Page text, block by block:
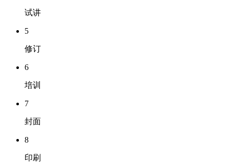
试讲
5
修订
6
培训
7
封面
8
印刷